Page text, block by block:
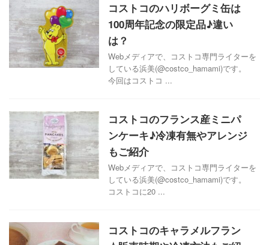
コストコのハリボーグミ缶は
100周年記念の限定品♪違い
は？
Webメディアで、コストコ専門ライターを
している浜美(@costco_hamami)です。
今回はコストコ ...
コストコのフランス産ミニパ
ンケーキ♪冷凍有無やアレンジ
もご紹介
Webメディアで、コストコ専門ライターを
している浜美(@costco_hamami)です。
コストコに20 ...
コストコのキャラメルフラン